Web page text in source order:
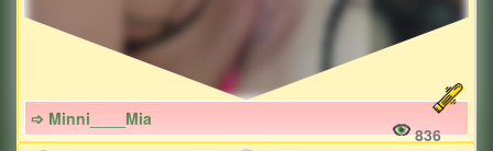
➩ Minni____Mia
836